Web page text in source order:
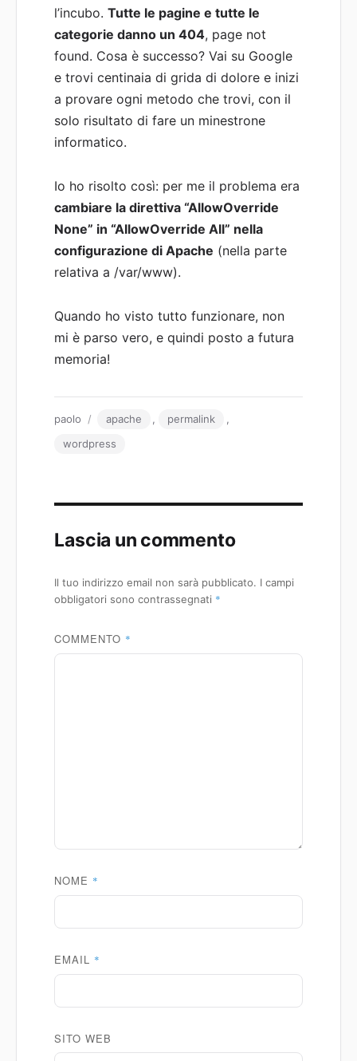
l’incubo.Tutte le pagine e tutte le
categorie danno un 404, page not
found. Cosa è successo? Vai su Google
e trovi centinaia di grida di dolore e inizi
a provare ogni metodo che trovi, con il
solo risultato di fare un minestrone
informatico.
Io ho risolto così: per me il problema era
cambiare la direttiva “AllowOverride
None” in “AllowOverride All” nella
configurazione di Apache (nella parte
relativa a /var/www).
Quando ho visto tutto funzionare, non
mi è parso vero, e quindi posto a futura
memoria!
Autore
paolo Tag
apache , permalink
,
wordpress
Lascia un commento
Il tuo indirizzo email non sarà pubblicato. I campi
obbligatori sono contrassegnati *
COMMENTO *
NOME *
EMAIL *
SITO WEB